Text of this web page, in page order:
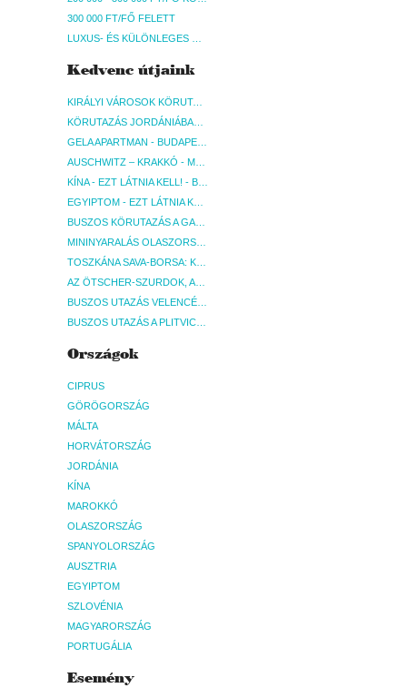
300 000 FT/FŐ FELETT
Kedvenc útjaink
KIRÁLYI VÁROSOK KÖRUTAZÁS KÖZVETLEN REPÜLŐJÁRATTAL - BUDAPEST, REPÜLŐ
Országok
CIPRUS
GÖRÖGORSZÁG
MÁLTA
HORVÁTORSZÁG
JORDÁNIA
KÍNA
MAROKKÓ
OLASZORSZÁG
SPANYOLORSZÁG
AUSZTRIA
EGYIPTOM
SZLOVÉNIA
MAGYARORSZÁG
PORTUGÁLIA
Esemény